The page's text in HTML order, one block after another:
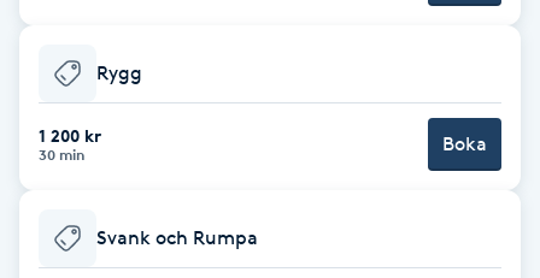
G
Gel naglar
Gelenaglar
Rygg
1 200 kr
30 min Boka
Svank och Rumpa